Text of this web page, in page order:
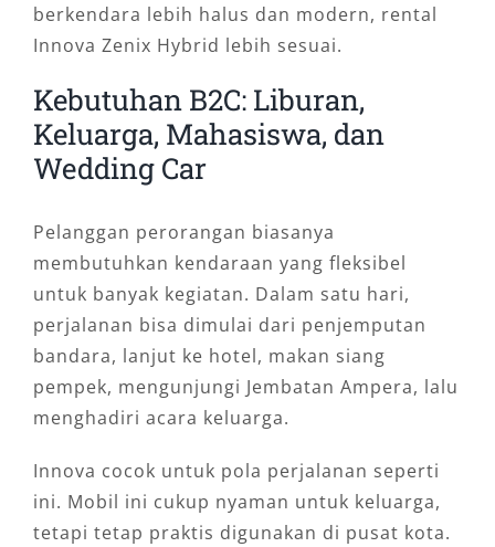
berkendara lebih halus dan modern, rental
Innova Zenix Hybrid lebih sesuai.
Kebutuhan B2C: Liburan,
Keluarga, Mahasiswa, dan
Wedding Car
Pelanggan perorangan biasanya
membutuhkan kendaraan yang fleksibel
untuk banyak kegiatan. Dalam satu hari,
perjalanan bisa dimulai dari penjemputan
bandara, lanjut ke hotel, makan siang
pempek, mengunjungi Jembatan Ampera, lalu
menghadiri acara keluarga.
Innova cocok untuk pola perjalanan seperti
ini. Mobil ini cukup nyaman untuk keluarga,
tetapi tetap praktis digunakan di pusat kota.